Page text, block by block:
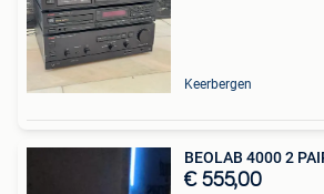
Keerbergen
BEOLAB 4000 2
€ 555,00